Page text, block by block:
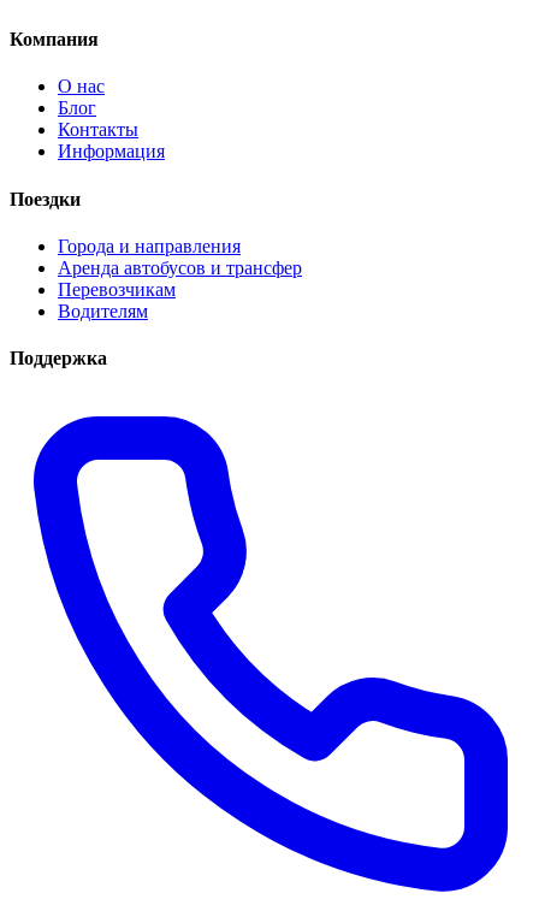
Компания
О нас
Блог
Контакты
Информация
Поездки
Города и направления
Аренда автобусов и трансфер
Перевозчикам
Водителям
Поддержка